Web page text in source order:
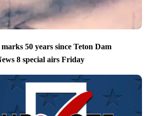
50 years since Teton Dam
8 special airs Friday